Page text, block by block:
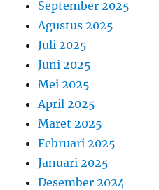
September 2025
Agustus 2025
Juli 2025
Juni 2025
Mei 2025
April 2025
Maret 2025
Februari 2025
Januari 2025
Desember 2024